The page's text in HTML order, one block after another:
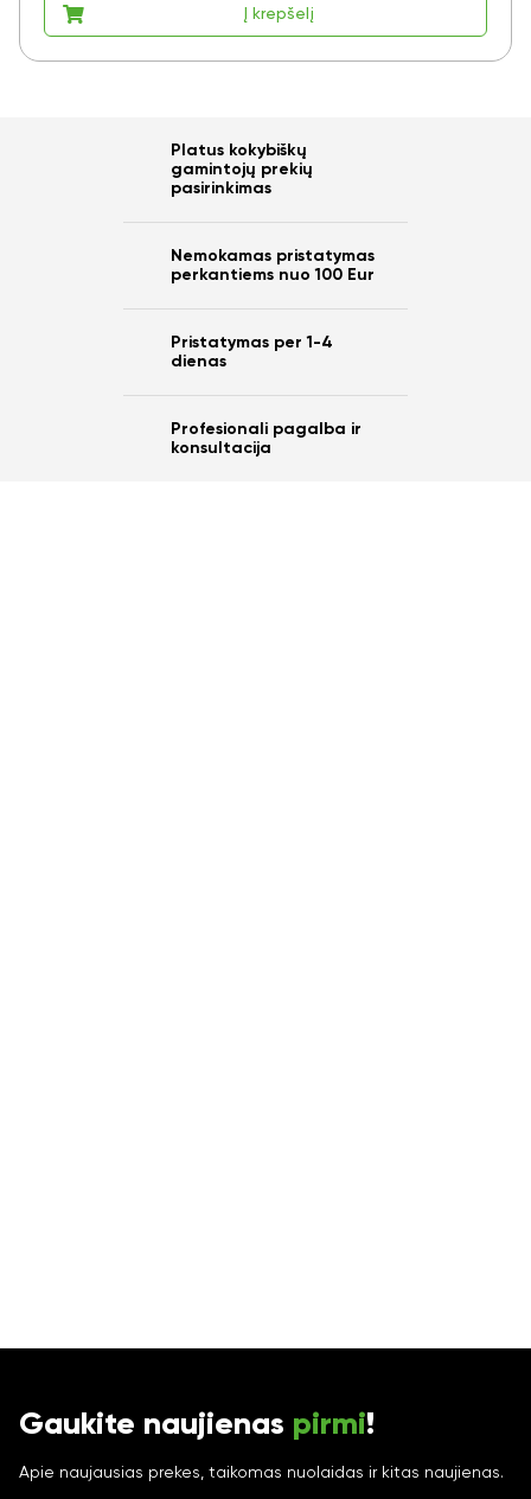
Į krepšelį
Platus kokybiškų
gamintojų prekių
pasirinkimas
Nemokamas pristatymas
perkantiems nuo 100 Eur
Pristatymas per 1-4
dienas
Profesionali pagalba ir
konsultacija
Gaukite naujienas pirmi!
Apie naujausias prekes, taikomas nuolaidas ir kitas naujienas.